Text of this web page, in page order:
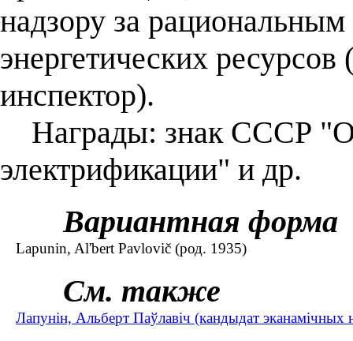
надзору за
энергетических
инспектор).
Награды: знак СССР
электрификации" и др.
Вариантная форма
Lapunin, Al'bert Pavlovič (род. 1935)
См. также
Лапунін, Альберт Паўлавіч (кандыдат эканамічных